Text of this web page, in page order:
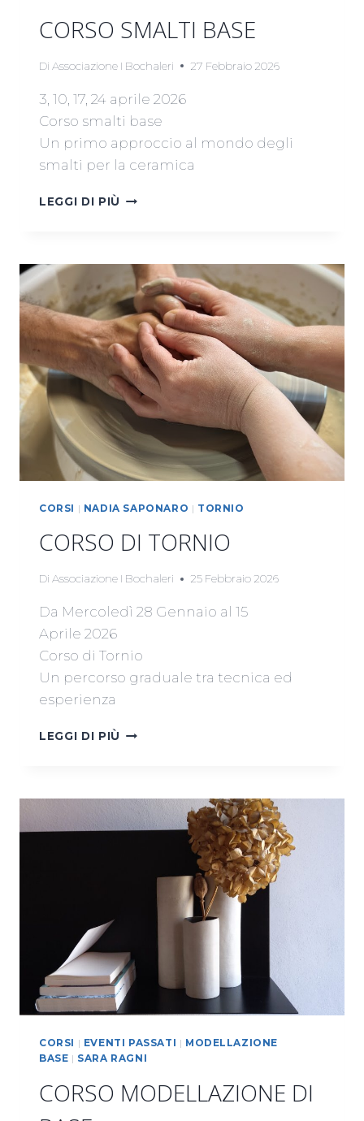
CORSO SMALTI BASE
Di Associazione I Bochaleri 27 Febbraio 2026
3, 10, 17, 24 aprile 2026
Corso smalti base
Un primo approccio al mondo degli
smalti per la ceramica
LEGGI DI PIÙ CORSO
CORSI | NADIA SAPONARO | TORNIO
CORSO DI TORNIO
Di Associazione I Bochaleri 25 Febbraio 2026
Da Mercoledì 28 Gennaio al 15
Aprile 2026
Corso di Tornio
Un percorso graduale tra tecnica ed
esperienza
LEGGI DI PIÙ CORSO
CORSI | EVENTI PASSATI | MODELLAZIONE
BASE | SARA RAGNI
CORSO MODELLAZIONE DI